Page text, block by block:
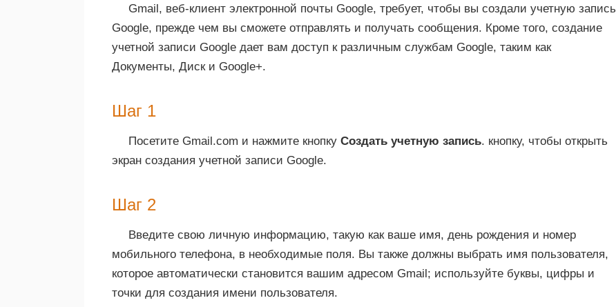
Gmail, веб-клиент электронной почты Google, требует, чтобы вы создали учетную запись
Google, прежде чем вы сможете отправлять и получать сообщения. Кроме того, создание
учетной записи Google дает вам доступ к различным службам Google, таким как
Документы, Диск и Google+.
Шаг 1
Посетите Gmail.com и нажмите кнопку Создать учетную запись. кнопку, чтобы открыть
экран создания учетной записи Google.
Шаг 2
Введите свою личную информацию, такую ​​как ваше имя, день рождения и номер
мобильного телефона, в необходимые поля. Вы также должны выбрать имя пользователя,
которое автоматически становится вашим адресом Gmail; используйте буквы, цифры и
точки для создания имени пользователя.